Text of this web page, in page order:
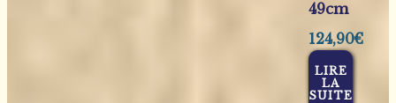
49cm
124,90€
LIRE
LA
SUITE